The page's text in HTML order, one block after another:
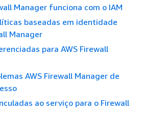
Manager funciona com o IAM
baseadas em identidade
Manager
para AWS Firewall
AWS Firewall Manager de
ao serviço para o Firewall